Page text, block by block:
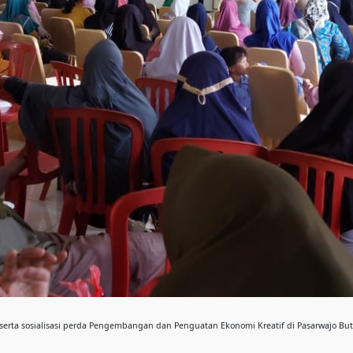
sosialisasi perda Pengembangan dan Penguatan Ekonomi Kreatif di Pasarwajo